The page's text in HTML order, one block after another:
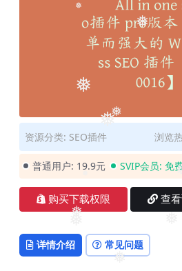
❅
❅
❅
❅
❅
❅
❅
资源分类: SEO插件 浏览
普通用户: 19.9元 SVIP会员: 免
购买下载权限 查
详情介绍 常见问题